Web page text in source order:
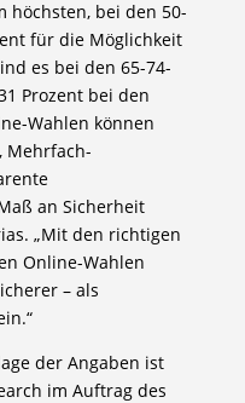
höchsten, bei den 50-
für die Möglichkeit
es bei den 65-74-
Prozent bei den
Wahlen können
Mehrfach-
an Sicherheit
„Mit den richtigen
Online-Wahlen
– als
der Angaben ist
im Auftrag des